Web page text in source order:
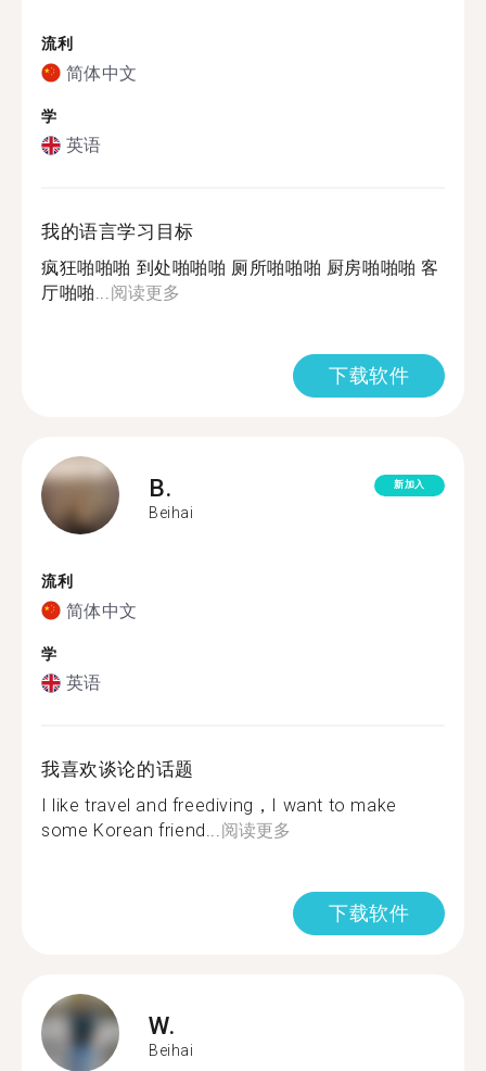
流利
简体中文
学
英语
我的语言学习目标
疯狂啪啪啪 到处啪啪啪 厕所啪啪啪 厨房啪啪啪 客
厅啪啪...阅读更多
下载软件
B.
Beihai
新加入
流利
简体中文
学
英语
我喜欢谈论的话题
I like travel and freediving，I want to make
some Korean friend...阅读更多
下载软件
W.
Beihai